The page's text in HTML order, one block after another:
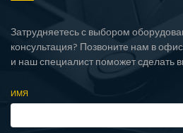
Затрудняетесь с выбором
консультация? Позвоните нам в
и наш специалист поможет сделать
ИМЯ